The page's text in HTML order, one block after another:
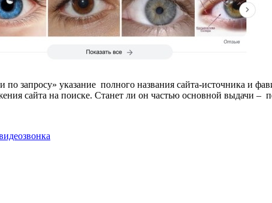
запросу» указание полного названия сайта-источника и
сайта на поиске. Станет ли он частью основной выдачи –